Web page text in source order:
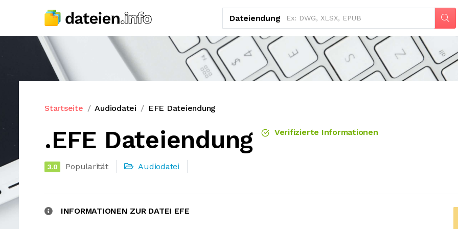
Dateiendung
Startseite Audiodatei EFE Dateiendung
.EFE Dateiendung Verifizierte Informationen
3.0 Popularität Audiodatei
INFORMATIONEN ZUR DATEI EFE